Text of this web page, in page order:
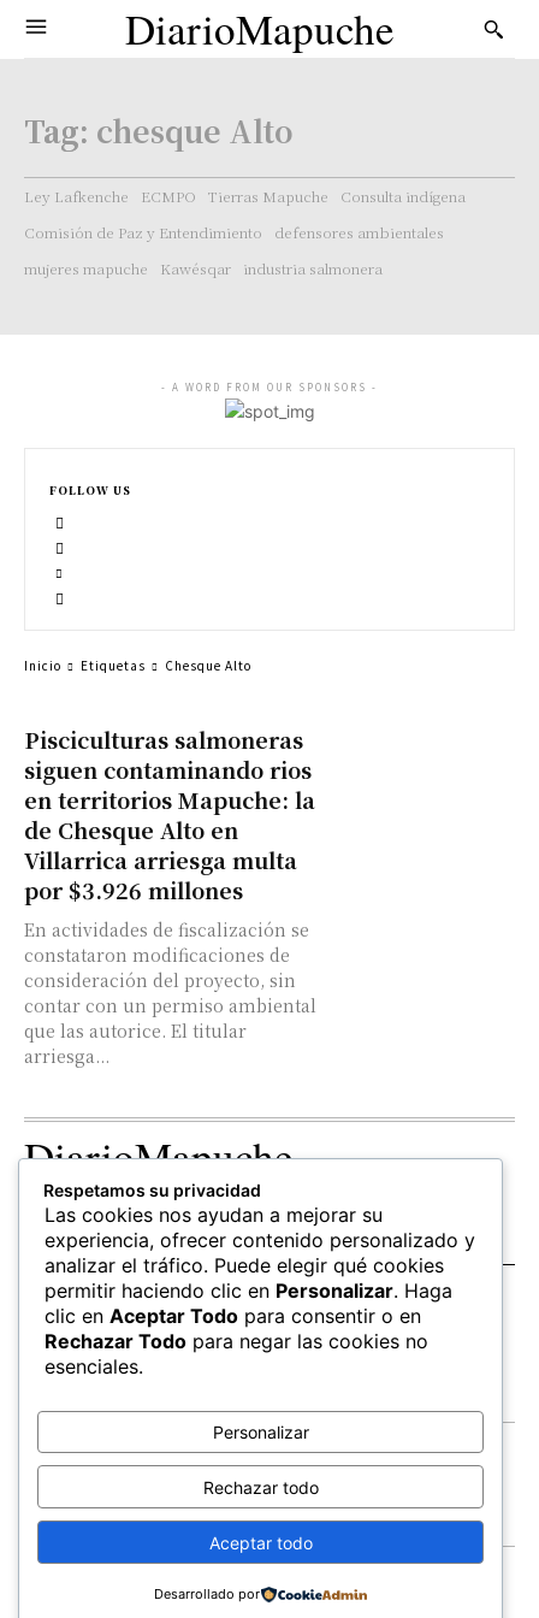
DiarioMapuche
Tag: chesque Alto
Ley Lafkenche ECMPO Tierras Mapuche
Consulta indígena
Comisión de Paz y Entendimiento
defensores ambientales
mujeres mapuche
Kawésqar industria salmonera
Pisciculturas salmoneras
siguen contaminando rios
en territorios Mapuche: la
de Chesque Alto en
Villarrica arriesga multa
por $3.926 millones
En actividades de fiscalización se
constataron modificaciones de
consideración del proyecto, sin
contar con un permiso ambiental
que las autorice. El titular
arriesga...
- A WORD FROM OUR SPONSORS -
FOLLOW US
Inicio Etiquetas Chesque Alto
DiarioMapuche
TERRITORIO CULTURA
Patrimonio
OPINION
Columnistas
SALUD
hierbas
EDUCACIÓN
Mapudungun
Estudiantes
FOLLOW US
Apoya
FEWLA Territorios Economía
Salud
Educacion
Cultura Suscríbete
Respetamos su privacidad
Las cookies nos ayudan a mejorar su
experiencia, ofrecer contenido personalizado y
analizar el tráfico. Puede elegir qué cookies
permitir haciendo clic en Personalizar. Haga
clic en Aceptar Todo para consentir o en
Rechazar Todo para negar las cookies no
esenciales.
Personalizar
Rechazar todo
Aceptar todo
Desarrollado por